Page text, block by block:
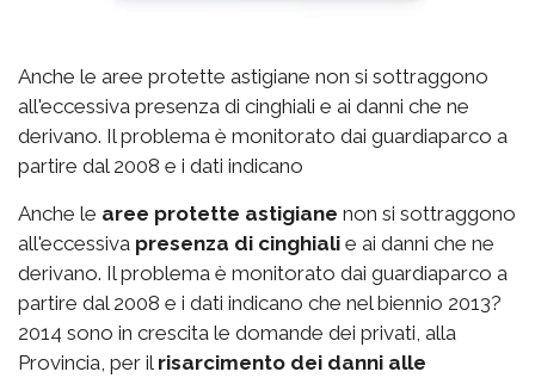
Anche le aree protette astigiane non si sottraggono
all'eccessiva presenza di cinghiali e ai danni che ne
derivano. Il problema è monitorato dai guardiaparco a
partire dal 2008 e i dati indicano
Anche le aree protette astigiane non si sottraggono
all'eccessiva presenza di cinghiali e ai danni che ne
derivano. Il problema è monitorato dai guardiaparco a
partire dal 2008 e i dati indicano che nel biennio 2013?
2014 sono in crescita le domande dei privati, alla
Provincia, per il risarcimento dei danni alle